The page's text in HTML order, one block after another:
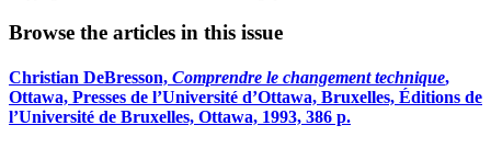
Browse the articles in this issue
Christian DeBresson, Comprendre le changement technique,
Ottawa, Presses de l’Université d’Ottawa, Bruxelles, Éditions de
l’Université de Bruxelles, Ottawa, 1993, 386 p.